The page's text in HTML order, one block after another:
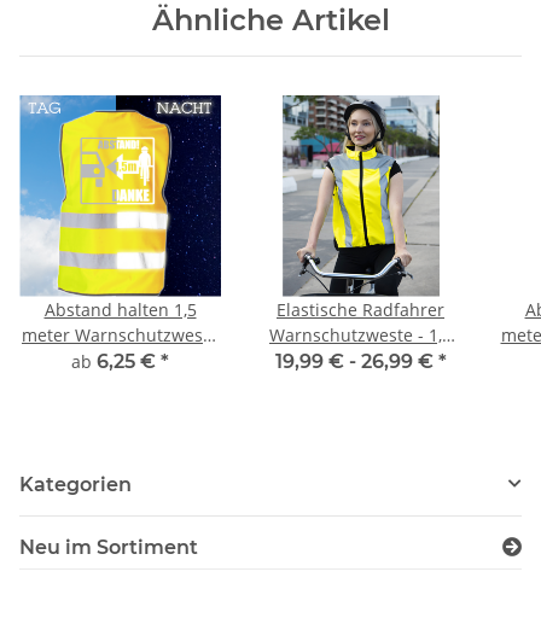
Ähnliche Artikel
Abstand halten 1,5
meter Warnschutzweste
standard 7 größen
ab 6,25 € *
Elastische Radfahrer
Warnschutzweste - 1,5
meter Abstand
19,99 € - 26,99 € *
Kategorien
Neu im Sortiment